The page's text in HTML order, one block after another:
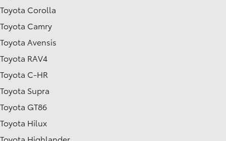
Toyota Corolla
Toyota Camry
Toyota Avensis
Toyota RAV4
Toyota C-HR
Toyota Supra
Toyota GT86
Toyota Hilux